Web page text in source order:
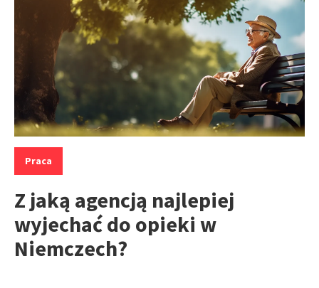
Kategorie:
Praca
Z jaką agencją najlepiej
wyjechać do opieki w
Niemczech?